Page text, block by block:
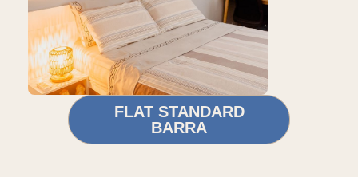
FLAT STANDARD
BARRA